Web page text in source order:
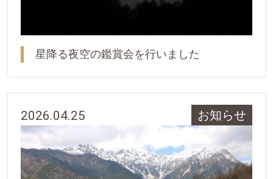
星降る夜空の鑑賞会を行いました
2026.04.25 お知らせ